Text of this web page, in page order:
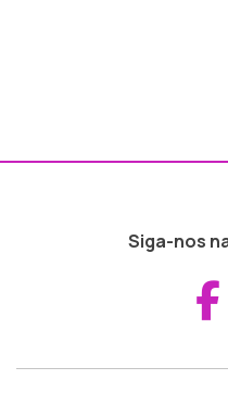
Siga-nos